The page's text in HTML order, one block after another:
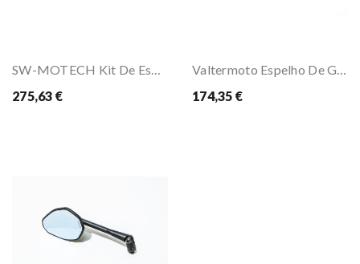
SW-MOTECH Kit De Espelhos Sport
275,63 €
Valtermoto Espelho De Guiador Street
174,35 €